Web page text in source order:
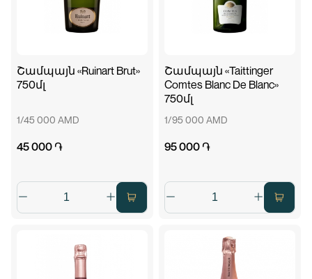
Շամպայն «Ruinart Brut»
750մլ
1/45 000 AMD
45 000 ֏
Շամպայն «Taittinger
Comtes Blanc De Blanc»
750մլ
1/95 000 AMD
95 000 ֏